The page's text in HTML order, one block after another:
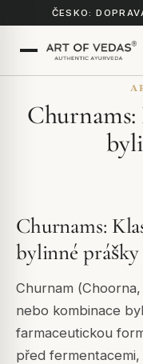
ČESKO:
Churnams:
bylinné prášky
Churnam (Choorna,
nebo kombinace
farmaceutickou
před